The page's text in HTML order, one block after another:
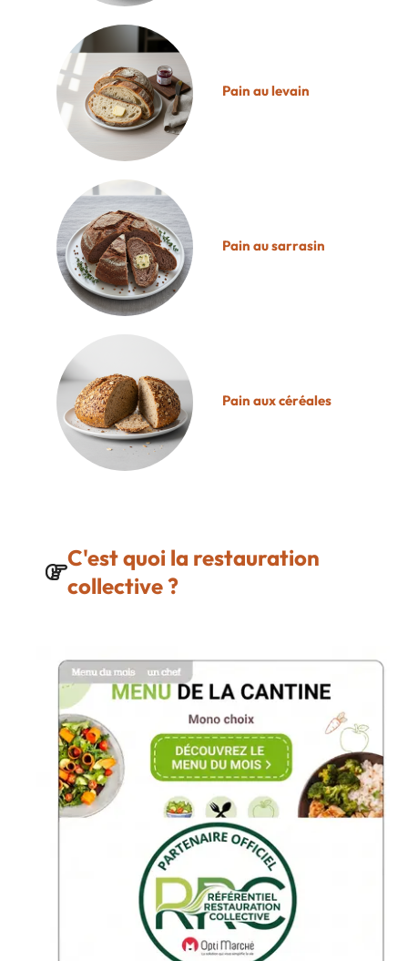
Pain au levain
Pain au sarrasin
Pain aux céréales
C'est quoi la restauration
collective ?